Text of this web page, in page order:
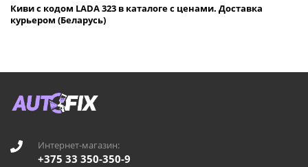
Киви с кодом LADA 323 в каталоге с ценами. Доставка
курьером (Беларусь)
Интернет-магазин:
+375 33 350-350-9